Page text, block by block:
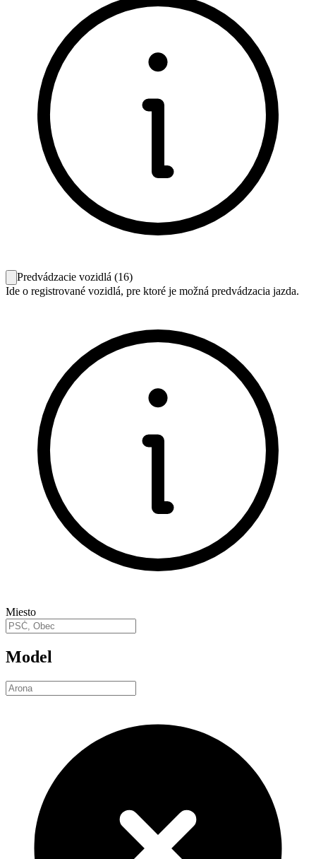
Predvádzacie vozidlá (16)
Ide o registrované vozidlá, pre ktoré je možná predvádzacia jazda.
Miesto
Model